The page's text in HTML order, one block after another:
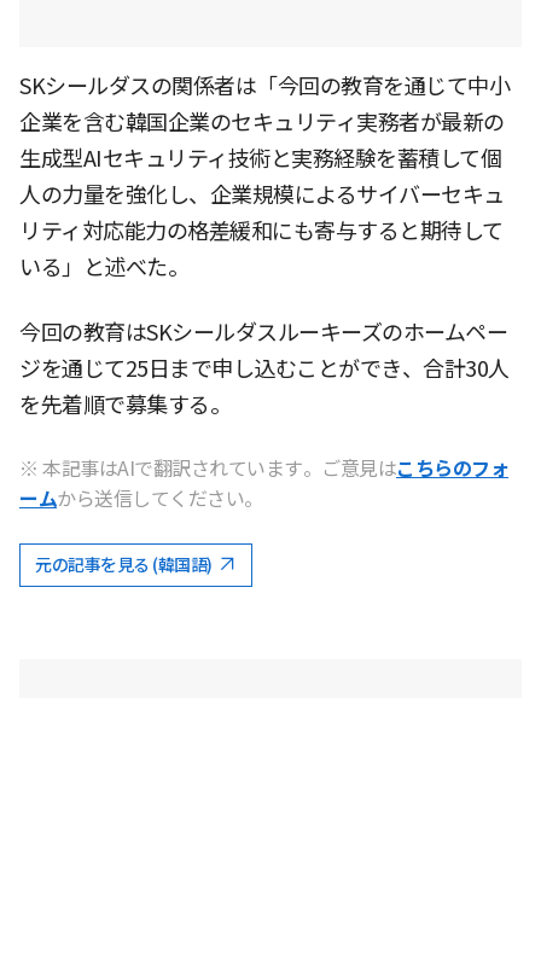
SKシールダスの関係者は「今回の教育を通じて中小
企業を含む韓国企業のセキュリティ実務者が最新の
生成型AIセキュリティ技術と実務経験を蓄積して個
人の力量を強化し、企業規模によるサイバーセキュ
リティ対応能力の格差緩和にも寄与すると期待して
いる」と述べた。
今回の教育はSKシールダスルーキーズのホームペー
ジを通じて25日まで申し込むことができ、合計30人
を先着順で募集する。
※ 本記事はAIで翻訳されています。ご意見はこちらのフォ
ームから送信してください。
元の記事を見る (韓国語)